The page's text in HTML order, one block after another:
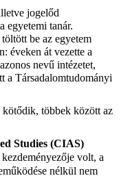
jogelőd
egyetemi tanár.
be az egyetem
éveken át vezette a
nevű intézetet,
a Társadalomtudományi
kötődik, többek között az
Studies (CIAS)
volt, a
nélkül nem